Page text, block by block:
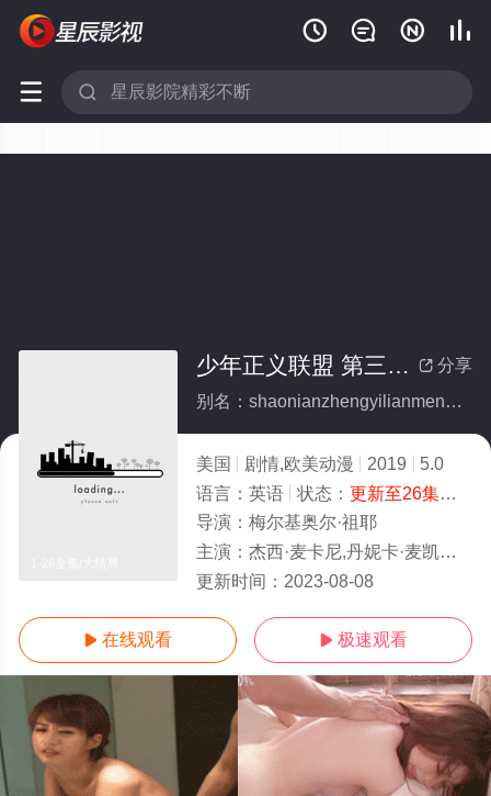
   
 
 分享
少年正义联盟 第三季(全集)
别名：shaonianzhengyilianmengdisanji
美国 剧情,欧美动漫 2019
5.0
语言： 英语 状态： 更新至26集完结
导演： 梅尔基奥尔·祖耶
主演： 杰西·麦卡尼,丹妮卡·麦凯拉,诺兰·诺斯,卡里·佩顿,斯蒂芬妮·勒梅林,杰森·马斯登,布鲁斯·格林伍德,克里斯平·弗里曼,玛莎莎·莫约,
更新时间： 2023-08-08
 在线观看  极速观看